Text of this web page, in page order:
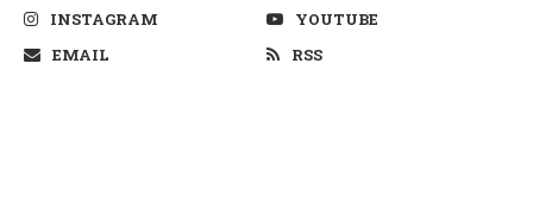
INSTAGRAM
YOUTUBE
EMAIL
RSS